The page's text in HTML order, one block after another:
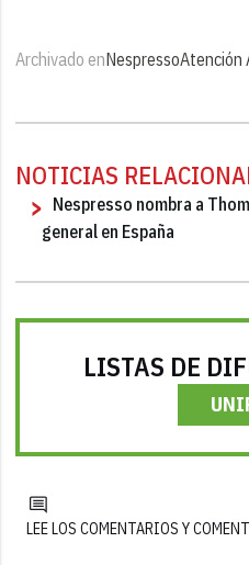
Archivado enNespressoAtención
NOTICIAS
Nespresso nombra a
general en España
LISTAS DE
LEE LOS COMENTARIOS Y